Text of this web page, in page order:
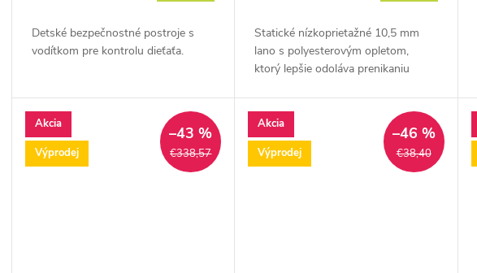
Detské bezpečnostné postroje s
vodítkom pre kontrolu dieťaťa.
Statické nízkoprietažné 10,5 mm
lano s polyesterovým opletom,
ktorý lepšie odoláva prenikaniu
Akcia
Výprodej
€338,57
–43 %
Akcia
Výprodej
€38,40
–46 %